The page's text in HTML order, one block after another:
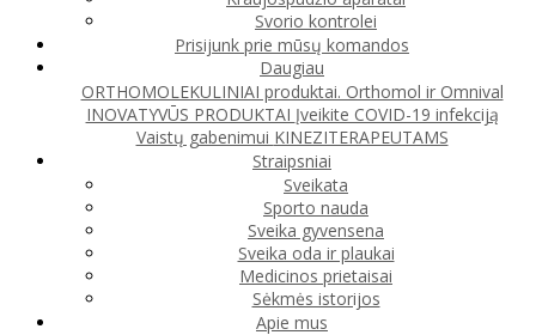
Svorio kontrolei
Prisijunk prie mūsų komandos
Daugiau
ORTHOMOLEKULINIAI produktai. Orthomol ir Omnival
INOVATYVŪS PRODUKTAI Įveikite COVID-19 infekciją
Vaistų gabenimui KINEZITERAPEUTAMS
Straipsniai
Sveikata
Sporto nauda
Sveika gyvensena
Sveika oda ir plaukai
Medicinos prietaisai
Sėkmės istorijos
Apie mus